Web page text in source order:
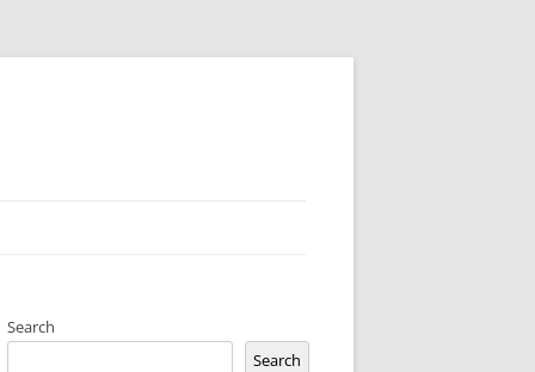
Search
Search